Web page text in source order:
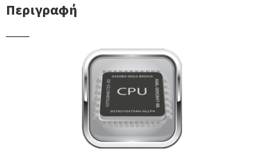
Περιγραφή